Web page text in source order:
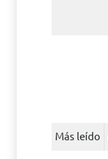
Más leído